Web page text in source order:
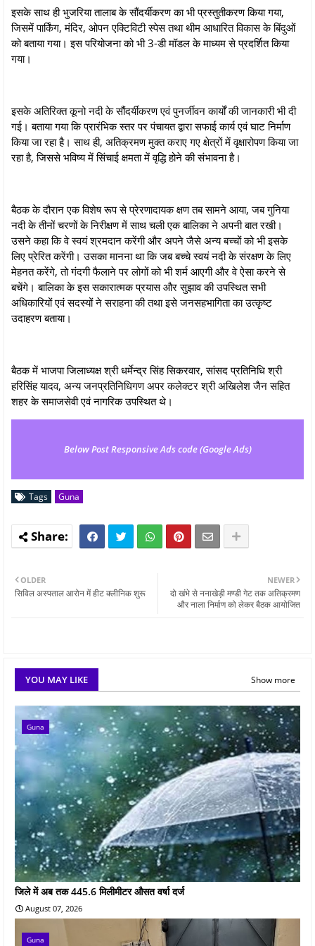
इसके साथ ही भुजरिया तालाब के सौंदर्यीकरण का भी प्रस्तुतीकरण किया गया,
जिसमें पार्किंग, मंदिर, ओपन एक्टिविटी स्पेस तथा थीम आधारित विकास के बिंदुओं
को बताया गया। इस परियोजना को भी 3-डी मॉडल के माध्यम से प्रदर्शित किया
गया।
इसके अतिरिक्त कूनो नदी के सौंदर्यीकरण एवं पुनर्जीवन कार्यों की जानकारी भी दी
गई। बताया गया कि प्रारंभिक स्तर पर पंचायत द्वारा सफाई कार्य एवं घाट निर्माण
किया जा रहा है। साथ ही, अतिक्रमण मुक्त कराए गए क्षेत्रों में वृक्षारोपण किया जा
रहा है, जिससे भविष्य में सिंचाई क्षमता में वृद्धि होने की संभावना है।
बैठक के दौरान एक विशेष रूप से प्रेरणादायक क्षण तब सामने आया, जब गुनिया
नदी के तीनों चरणों के निरीक्षण में साथ चली एक बालिका ने अपनी बात रखी।
उसने कहा कि वे स्वयं श्रमदान करेंगी और अपने जैसे अन्य बच्चों को भी इसके
लिए प्रेरित करेंगी। उसका मानना था कि जब बच्चे स्वयं नदी के संरक्षण के लिए
मेहनत करेंगे, तो गंदगी फैलाने पर लोगों को भी शर्म आएगी और वे ऐसा करने से
बचेंगे। बालिका के इस सकारात्मक प्रयास और सुझाव की उपस्थित सभी
अधिकारियों एवं सदस्यों ने सराहना की तथा इसे जनसहभागिता का उत्कृष्ट
उदाहरण बताया।
बैठक में भाजपा जिलाध्यक्ष श्री धर्मेन्‍द्र सिंह सिकरवार, सांसद प्रतिनिधि श्री
हरिसिंह यादव, अन्‍य जनप्रतिनिधिगण अपर कलेक्‍टर श्री अखिलेश जैन सहित
शहर के समाजसेवी एवं नागरिक उपस्थित थे।
Below Post Responsive Ads code (Google Ads)
Tags Guna
NEWER
दो खंभे से ननाखेड़ी मण्डी गेट तक अतिक्रमण
और नाला निर्माण को लेकर बैठक आयोजित
OLDER
सिविल अस्पताल आरोन में हीट क्लीनिक शुरू
YOU MAY LIKE Show more
Guna
जिले में अब तक 445.6 मिलीमीटर औसत वर्षा दर्ज
August 07, 2026
Guna